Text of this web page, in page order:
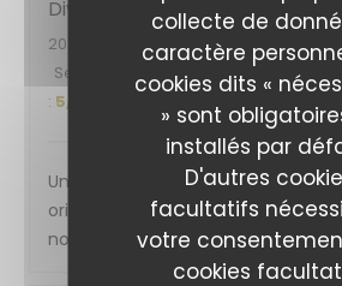
collecte de
caractère
cookies dits «
» sont
installés par
D'autres
facultatifs
votre
cookies
Divina
2026-08-03
- 12:00 - Couverts 2
Service
Ambiance: 5 Cuisine
: 5/5
Un accueil chaleureux , une cuisine
originales , donc comme jamais
nous reviendrons !